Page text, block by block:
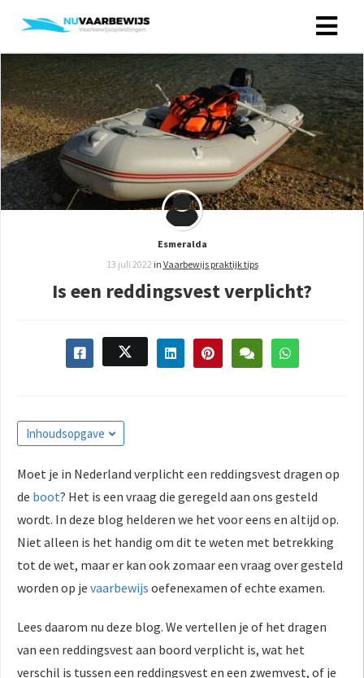
Esmeralda
13 juli 2022 in Vaarbewijs praktijk tips
Is een reddingsvest verplicht?
Inhoudsopgave
Moet je in Nederland verplicht een reddingsvest dragen op
de boot? Het is een vraag die geregeld aan ons gesteld
wordt. In deze blog helderen we het voor eens en altijd op.
Niet alleen is het handig om dit te weten met betrekking
tot de wet, maar er kan ook zomaar een vraag over gesteld
worden op je vaarbewijs oefenexamen of echte examen.
Lees daarom nu deze blog. We vertellen je of het dragen
van een reddingsvest aan boord verplicht is, wat het
verschil is tussen een reddingsvest en een zwemvest, of je